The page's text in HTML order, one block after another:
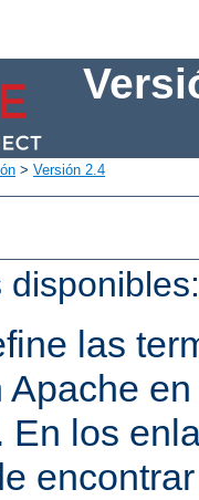
> Versión 2.4
las
En los